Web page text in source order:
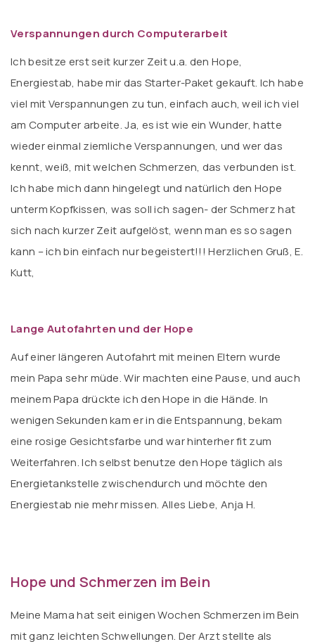
Verspannungen durch Computerarbeit
Ich besitze erst seit kurzer Zeit u.a. den Hope,
Energiestab, habe mir das Starter-Paket gekauft. Ich habe
viel mit Verspannungen zu tun, einfach auch, weil ich viel
am Computer arbeite. Ja, es ist wie ein Wunder, hatte
wieder einmal ziemliche Verspannungen, und wer das
kennt, weiß, mit welchen Schmerzen, das verbunden ist.
Ich habe mich dann hingelegt und natürlich den Hope
unterm Kopfkissen, was soll ich sagen- der Schmerz hat
sich nach kurzer Zeit aufgelöst, wenn man es so sagen
kann – ich bin einfach nur begeistert!!! Herzlichen Gruß, E.
Kutt,
Lange Autofahrten und der Hope
Auf einer längeren Autofahrt mit meinen Eltern wurde
mein Papa sehr müde. Wir machten eine Pause, und auch
meinem Papa drückte ich den Hope in die Hände. In
wenigen Sekunden kam er in die Entspannung, bekam
eine rosige Gesichtsfarbe und war hinterher fit zum
Weiterfahren. Ich selbst benutze den Hope täglich als
Energietankstelle zwischendurch und möchte den
Energiestab nie mehr missen. Alles Liebe, Anja H.
Hope und Schmerzen im Bein
Meine Mama hat seit einigen Wochen Schmerzen im Bein
mit ganz leichten Schwellungen. Der Arzt stellte als